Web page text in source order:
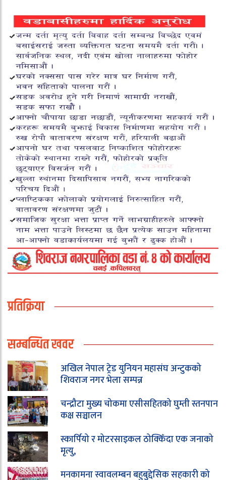
प्रतिक्रिया
सम्बन्धित खवर
अखिल नेपाल ट्रेड युनियन महासंघ अन्टुकको
शिवराज नगर भेला सम्पन्न
चन्द्रौटा मुख्य चोकमा एसीसहितको घुम्ती स्तनपान
कक्ष सञ्चालन
स्कार्पियो र मोटरसाइकल ठोक्किँदा एक जनाको
मृत्यु,
मनकामना स्वावलम्बन बहुबुद्देसिक सहकारी को